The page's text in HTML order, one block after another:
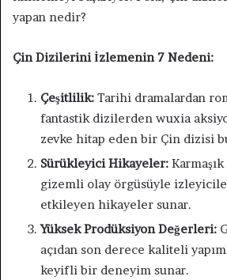
yapan nedir?
Çin Dizilerini İzlemenin 7 Nedeni:
Çeşitlilik: Tarihi dramalardan
fantastik dizilerden wuxia
zevke hitap eden bir Çin dizisi
Sürükleyici Hikayeler:
gizemli olay örgüsüyle
etkileyen hikayeler sunar.
Yüksek Prodüksiyon Değerleri:
açıdan son derece kaliteli
keyifli bir deneyim sunar.